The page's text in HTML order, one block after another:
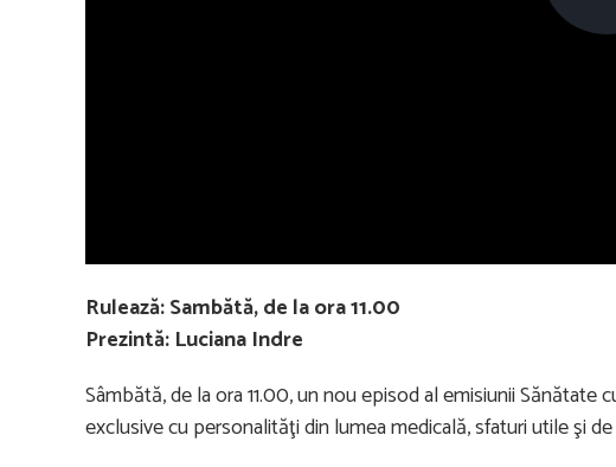
Rulează: Sambătă, de la ora 11.00
Prezintă: Luciana Indre
Sâmbătă, de la ora 11.00, un nou episod al emisiunii
exclusive cu personalităţi din lumea medicală, sfaturi utile şi